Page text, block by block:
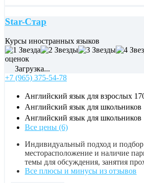
Star-Стар
Курсы иностранных языков
оценок
Загрузка...
+7 (965) 375-54-78
Английский язык для взрослых
Английский язык для школьников
Английский язык для школьников
Все цены (6)
Индивидуальный подход и
месторасположение и наличие
темы для обсуждения, занятия
Все плюсы и минусы из отзывов